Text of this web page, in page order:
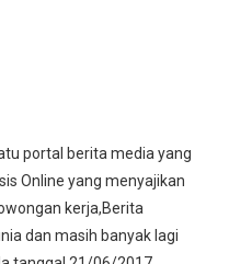
portal berita media yang
Online yang menyajikan
kerja,Berita
dan masih banyak lagi